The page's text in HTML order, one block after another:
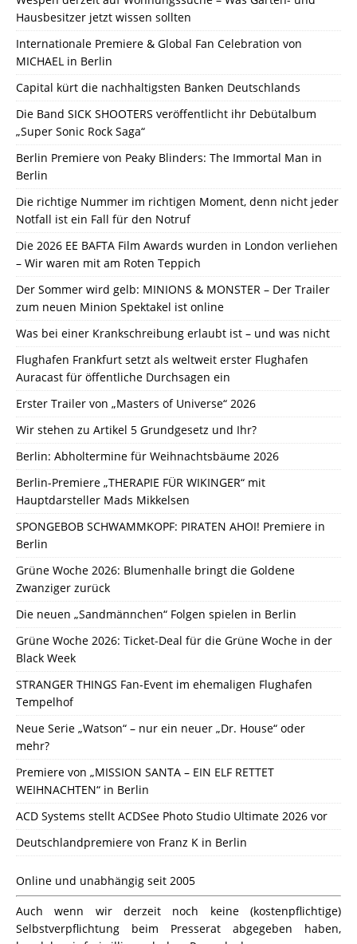
Hausbesitzer jetzt wissen sollten
Internationale Premiere & Global Fan Celebration von
MICHAEL in Berlin
Capital kürt die nachhaltigsten Banken Deutschlands
Die Band SICK SHOOTERS veröffentlicht ihr Debütalbum
„Super Sonic Rock Saga“
Berlin Premiere von Peaky Blinders: The Immortal Man in
Berlin
Die richtige Nummer im richtigen Moment, denn nicht jeder
Notfall ist ein Fall für den Notruf
Die 2026 EE BAFTA Film Awards wurden in London verliehen
– Wir waren mit am Roten Teppich
Der Sommer wird gelb: MINIONS & MONSTER – Der Trailer
zum neuen Minion Spektakel ist online
Was bei einer Krankschreibung erlaubt ist – und was nicht
Flughafen Frankfurt setzt als weltweit erster Flughafen
Auracast für öffentliche Durchsagen ein
Erster Trailer von „Masters of Universe“ 2026
Wir stehen zu Artikel 5 Grundgesetz und Ihr?
Berlin: Abholtermine für Weihnachtsbäume 2026
Berlin-Premiere „THERAPIE FÜR WIKINGER“ mit
Hauptdarsteller Mads Mikkelsen
SPONGEBOB SCHWAMMKOPF: PIRATEN AHOI! Premiere in
Berlin
Grüne Woche 2026: Blumenhalle bringt die Goldene
Zwanziger zurück
Die neuen „Sandmännchen“ Folgen spielen in Berlin
Grüne Woche 2026: Ticket-Deal für die Grüne Woche in der
Black Week
STRANGER THINGS Fan-Event im ehemaligen Flughafen
Tempelhof
Neue Serie „Watson“ – nur ein neuer „Dr. House“ oder
mehr?
Premiere von „MISSION SANTA – EIN ELF RETTET
WEIHNACHTEN“ in Berlin
ACD Systems stellt ACDSee Photo Studio Ultimate 2026 vor
Deutschlandpremiere von Franz K in Berlin
Online und unabhängig seit 2005
Auch wenn wir derzeit noch keine (kostenpflichtige)
Selbstverpflichtung beim Presserat abgegeben haben,